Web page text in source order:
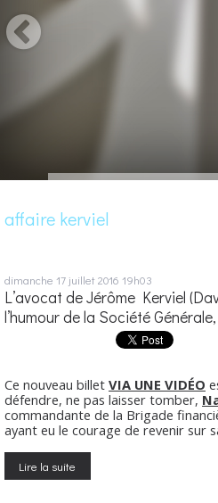
affaire kerviel
dimanche 17 juillet 2016 19h03
L’avocat de Jérôme Kerviel
l’humour de la Société Générale,
Ce nouveau billet VIA UNE VIDÉO
défendre, ne pas laisser tomber,
commandante de la Brigade
ayant eu le courage de revenir sur
Lire la suite